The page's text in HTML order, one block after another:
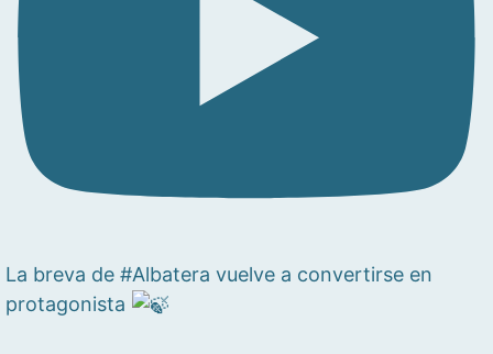
La breva de #Albatera vuelve a convertirse en
protagonista